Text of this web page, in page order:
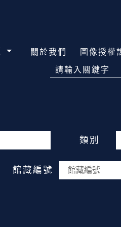
關於我們 圖像授權
請輸入關鍵字
類別
館藏編號